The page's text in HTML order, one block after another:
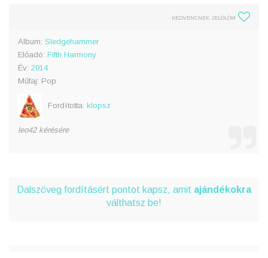
KEDVENCNEK JELÖLÖM
Album: Sledgehammer
Előadó: Fifth Harmony
Év: 2014
Műfaj: Pop
Fordította: klopsz
leo42 kérésére
Dalszöveg fordításért pontot kapsz, amit ajándékokra
válthatsz be!